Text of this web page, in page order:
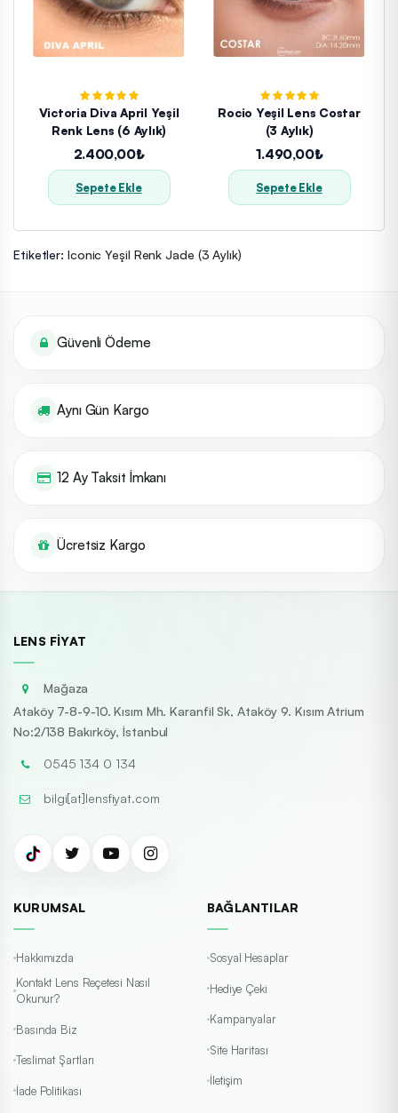
Victoria Diva April Yeşil
Renk Lens (6 Aylık)
2.400,00₺
Sepete Ekle
Rocio Yeşil Lens Costar
(3 Aylık)
1.490,00₺
Sepete Ekle
Etiketler: Iconic Yeşil Renk Jade (3 Aylık)
Güvenli Ödeme
Aynı Gün Kargo
12 Ay Taksit İmkanı
Ücretsiz Kargo
LENS FIYAT
Mağaza
Ataköy 7-8-9-10. Kısım Mh. Karanfil Sk, Ataköy 9. Kısım Atrium
No:2/138 Bakırköy, İstanbul
0545 134 0 134
bilgi[at]lensfiyat.com
KURUMSAL
Hakkımızda
Kontakt Lens Reçetesi Nasıl
Okunur?
Basında Biz
Teslimat Şartları
İade Politikası
BAĞLANTILAR
Sosyal Hesaplar
Hediye Çeki
Kampanyalar
Site Haritası
İletişim